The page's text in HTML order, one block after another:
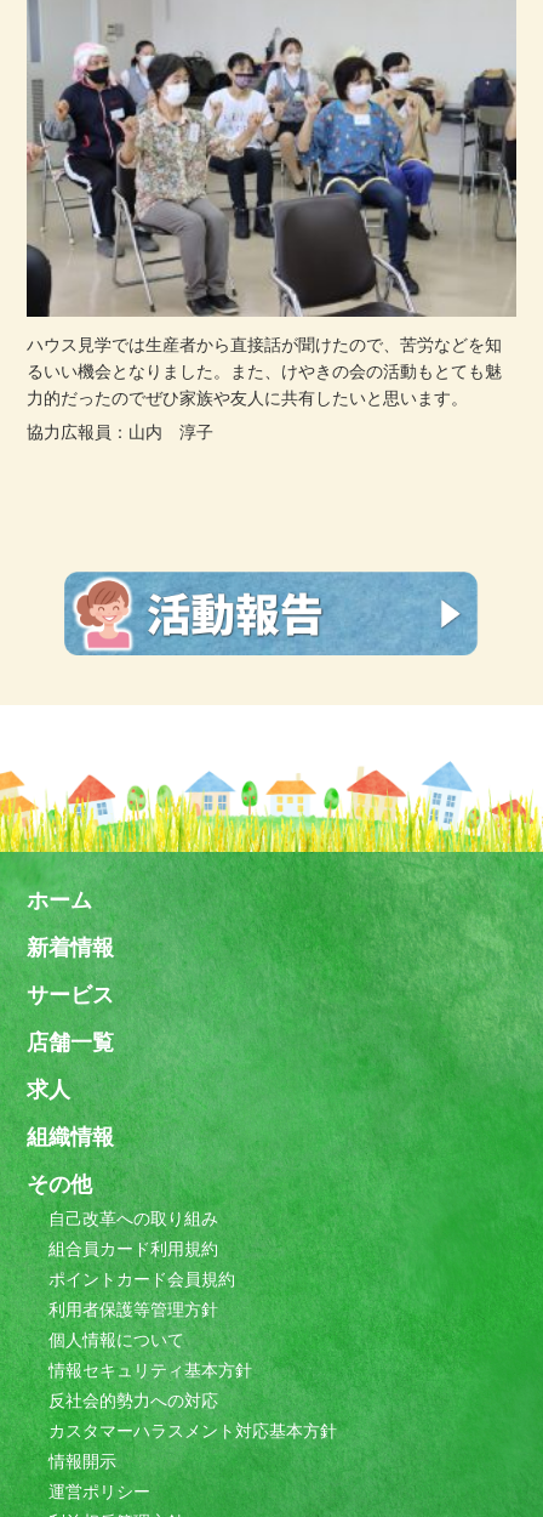
ハウス見学では生産者から直接話が聞けたので、苦労などを知
るいい機会となりました。また、けやきの会の活動もとても魅
力的だったのでぜひ家族や友人に共有したいと思います。
協力広報員：山内 淳子
ホーム
新着情報
サービス
店舗一覧
求人
組織情報
その他
自己改革への取り組み
組合員カード利用規約
ポイントカード会員規約
利用者保護等管理方針
個人情報について
情報セキュリティ基本方針
反社会的勢力への対応
カスタマーハラスメント対応基本方針
情報開示
運営ポリシー